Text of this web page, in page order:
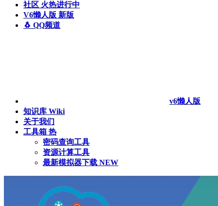
社区 火热进行中
V6懒人版 新版
🐧 QQ频道
v6懒人版
知识库 Wiki
关于我们
工具箱 热
密码查询工具
资源计算工具
最新模拟器下载 NEW